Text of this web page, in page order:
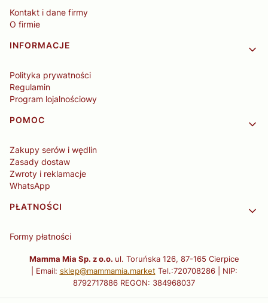
Kontakt i dane firmy
O firmie
INFORMACJE
Polityka prywatności
Regulamin
Program lojalnościowy
POMOC
Zakupy serów i wędlin
Zasady dostaw
Zwroty i reklamacje
WhatsApp
PŁATNOŚCI
Formy płatności
Mamma Mia Sp. z o.o. ul. Toruńska 126, 87-165 Cierpice
| Email: sklep@mammamia.market Tel.:720708286 | NIP:
8792717886 REGON: 384968037